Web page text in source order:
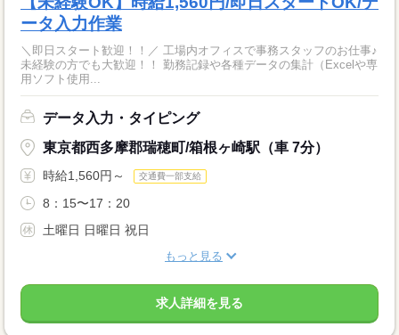
ータ入力作業
＼即日スタート歓迎！！／ 工場内オフィスで事務スタッフのお仕事♪
未経験の方でも大歓迎！！ 勤務記録や各種データの集計（Excelや専
用ソフト使用...
データ入力・タイピング
東京都西多摩郡瑞穂町/箱根ヶ崎駅（車 7分）
時給1,560円～ 交通費一部支給
8：15〜17：20
土曜日 日曜日 祝日
もっと見る
求人詳細を見る